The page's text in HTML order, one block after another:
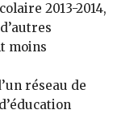
2013-2014,
moins
réseau de